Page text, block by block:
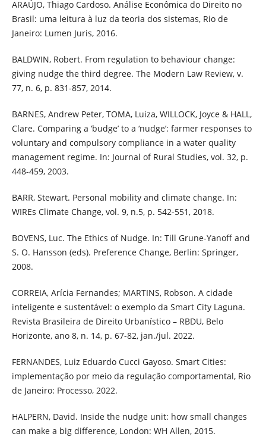
ARAÚJO, Thiago Cardoso. Análise Econômica do Direito no
Brasil: uma leitura à luz da teoria dos sistemas, Rio de
Janeiro: Lumen Juris, 2016.
BALDWIN, Robert. From regulation to behaviour change:
giving nudge the third degree. The Modern Law Review, v.
77, n. 6, p. 831-857, 2014.
BARNES, Andrew Peter, TOMA, Luiza, WILLOCK, Joyce & HALL,
Clare. Comparing a ‘budge’ to a ‘nudge’: farmer responses to
voluntary and compulsory compliance in a water quality
management regime. In: Journal of Rural Studies, vol. 32, p.
448-459, 2003.
BARR, Stewart. Personal mobility and climate change. In:
WIREs Climate Change, vol. 9, n.5, p. 542-551, 2018.
BOVENS, Luc. The Ethics of Nudge. In: Till Grune-Yanoff and
S. O. Hansson (eds). Preference Change, Berlin: Springer,
2008.
CORREIA, Arícia Fernandes; MARTINS, Robson. A cidade
inteligente e sustentável: o exemplo da Smart City Laguna.
Revista Brasileira de Direito Urbanístico – RBDU, Belo
Horizonte, ano 8, n. 14, p. 67-82, jan./jul. 2022.
FERNANDES, Luiz Eduardo Cucci Gayoso. Smart Cities:
implementação por meio da regulação comportamental, Rio
de Janeiro: Processo, 2022.
HALPERN, David. Inside the nudge unit: how small changes
can make a big difference, London: WH Allen, 2015.